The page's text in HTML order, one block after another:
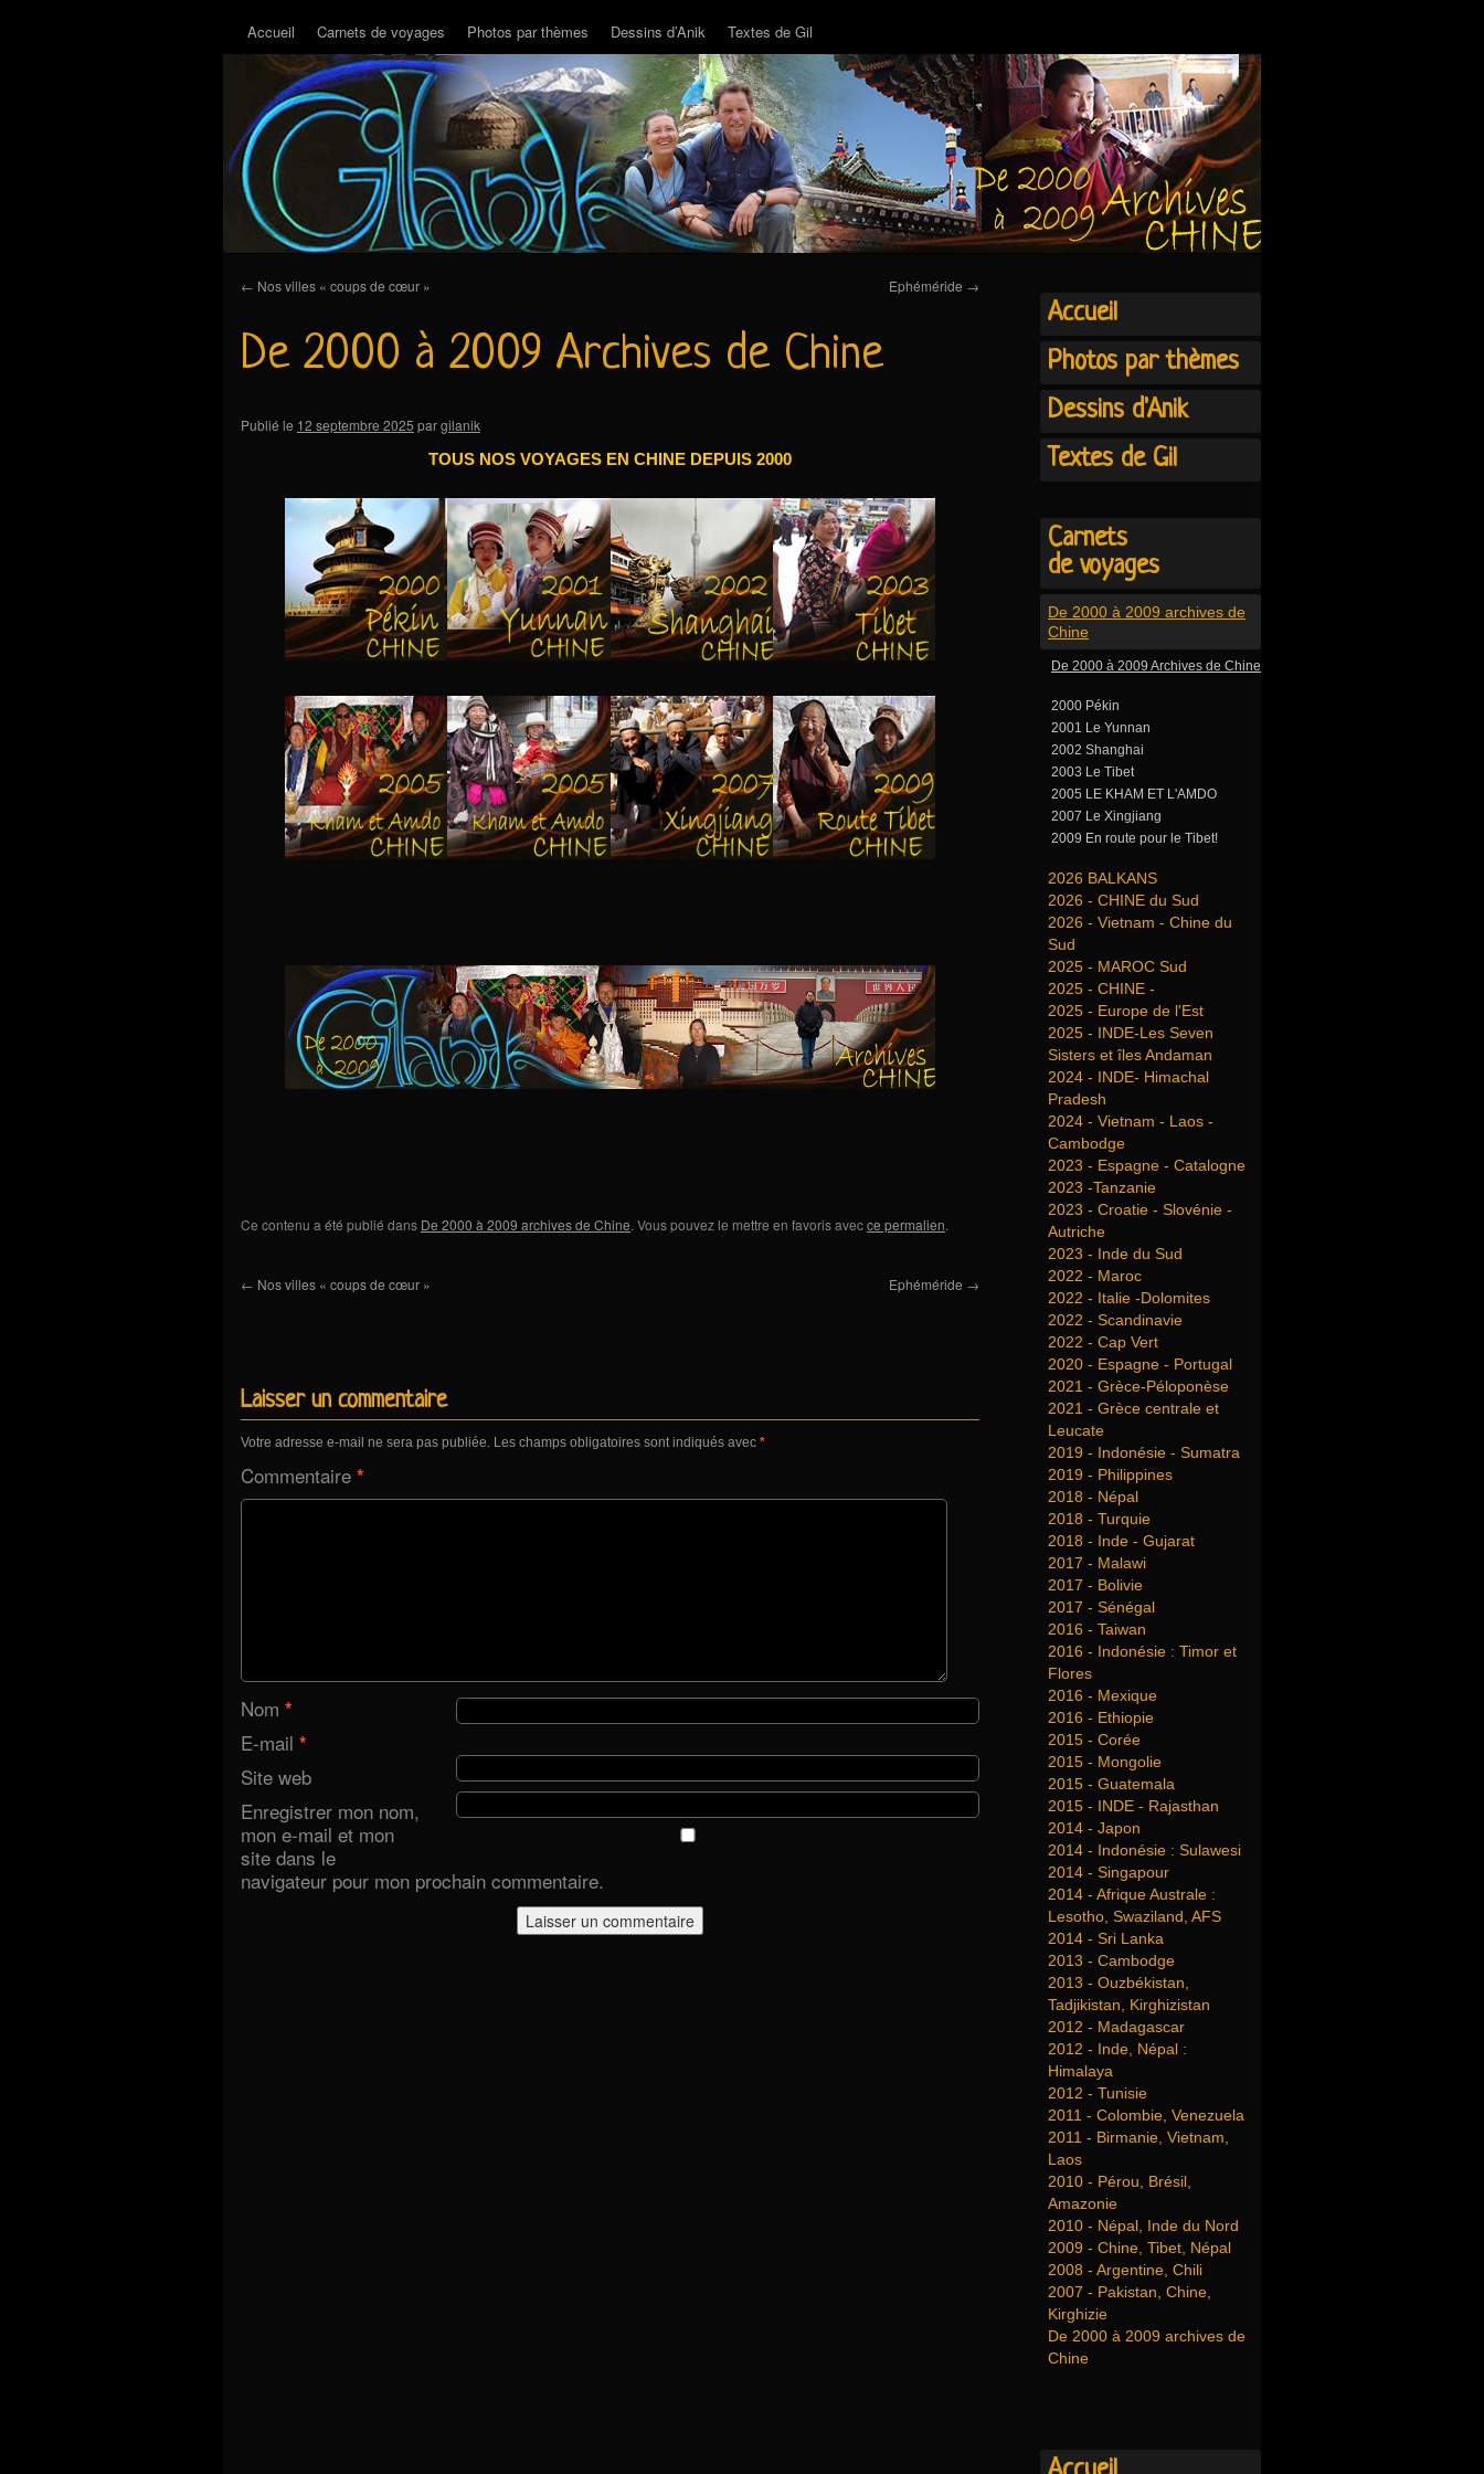
Accueil Carnets de voyages Photos par thèmes Dessins d’Anik Textes de Gil
← Nos villes « coups de cœur » Ephéméride →
De 2000 à 2009 Archives de Chine
Publié le 12 septembre 2025 pargilanik
TOUS NOS VOYAGES EN CHINE DEPUIS 2000
Ce contenu a été publié dans De 2000 à 2009 archives de Chine. Vous pouvez le mettre en favoris avecce permalien.
← Nos villes « coups de cœur » Ephéméride →
Laisser un commentaire
Votre adresse e-mail ne sera pas publiée. Les champs obligatoires sont indiqués avec *
Commentaire *
Nom *
E-mail *
Site web
Enregistrer mon nom,
mon e-mail et mon
site dans le
navigateur pour mon prochain commentaire.
Accueil
Photos par thèmes
Dessins d'Anik
Textes de Gil
Carnets
de voyages
De 2000 à 2009 archives de
Chine
De 2000 à 2009 Archives de Chine
2000 Pékin
2001 Le Yunnan
2002 Shanghai
2003 Le Tibet
2005 LE KHAM ET L'AMDO
2007 Le Xingjiang
2009 En route pour le Tibet!
2026 BALKANS
2026 - CHINE du Sud
2026 - Vietnam - Chine du
Sud
2025 - MAROC Sud
2025 - CHINE -
2025 - Europe de l'Est
2025 - INDE-Les Seven
Sisters et îles Andaman
2024 - INDE- Himachal
Pradesh
2024 - Vietnam - Laos -
Cambodge
2023 - Espagne - Catalogne
2023 -Tanzanie
2023 - Croatie - Slovénie -
Autriche
2023 - Inde du Sud
2022 - Maroc
2022 - Italie -Dolomites
2022 - Scandinavie
2022 - Cap Vert
2020 - Espagne - Portugal
2021 - Grèce-Péloponèse
2021 - Grèce centrale et
Leucate
2019 - Indonésie - Sumatra
2019 - Philippines
2018 - Népal
2018 - Turquie
2018 - Inde - Gujarat
2017 - Malawi
2017 - Bolivie
2017 - Sénégal
2016 - Taiwan
2016 - Indonésie : Timor et
Flores
2016 - Mexique
2016 - Ethiopie
2015 - Corée
2015 - Mongolie
2015 - Guatemala
2015 - INDE - Rajasthan
2014 - Japon
2014 - Indonésie : Sulawesi
2014 - Singapour
2014 - Afrique Australe :
Lesotho, Swaziland, AFS
2014 - Sri Lanka
2013 - Cambodge
2013 - Ouzbékistan,
Tadjikistan, Kirghizistan
2012 - Madagascar
2012 - Inde, Népal :
Himalaya
2012 - Tunisie
2011 - Colombie, Venezuela
2011 - Birmanie, Vietnam,
Laos
2010 - Pérou, Brésil,
Amazonie
2010 - Népal, Inde du Nord
2009 - Chine, Tibet, Népal
2008 - Argentine, Chili
2007 - Pakistan, Chine,
Kirghizie
De 2000 à 2009 archives de
Chine